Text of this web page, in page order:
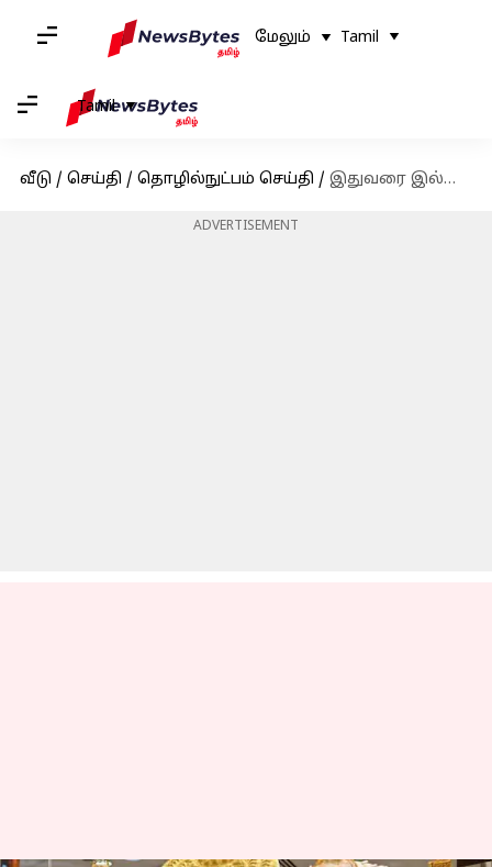
மேலும் Tamil
Tamil
வீடு / செய்தி / தொழில்நுட்பம் செய்தி / இதுவரை இல்லாத உச்சத்திற்கு சென்ற தங்கம் விலை! இன்றைய விலை பட்டியல்
ADVERTISEMENT